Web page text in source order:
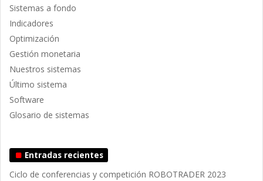
Sistemas a fondo
Indicadores
Optimización
Gestión monetaria
Nuestros sistemas
Último sistema
Software
Glosario de sistemas
Entradas recientes
Ciclo de conferencias y competición ROBOTRADER 2023